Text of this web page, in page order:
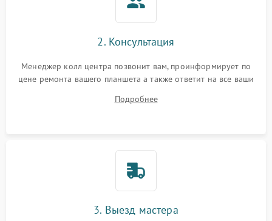
2. Консультация
Менеджер колл центра позвонит вам, проинформирует по
цене ремонта вашего планшета а также ответит на все ваши
Подробнее
3. Выезд мастера